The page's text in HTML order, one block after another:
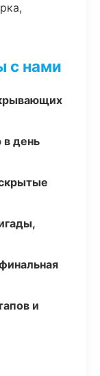
с нами
в день
и